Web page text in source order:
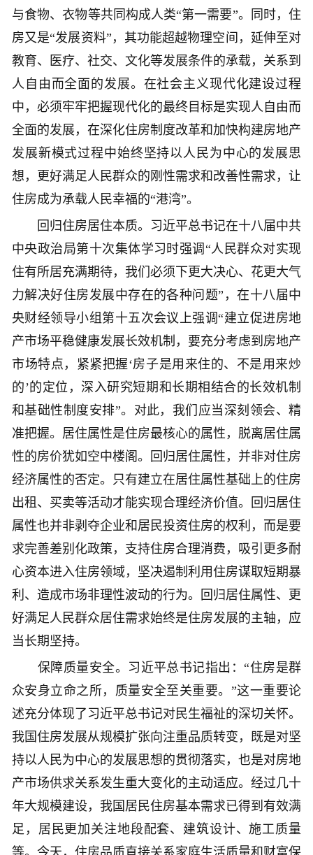
与食物、衣物等共同构成人类“第一需要”。同时，住
房又是“发展资料”，其功能超越物理空间，延伸至对
教育、医疗、社交、文化等发展条件的承载，关系到
人自由而全面的发展。在社会主义现代化建设过程
中，必须牢牢把握现代化的最终目标是实现人自由而
全面的发展，在深化住房制度改革和加快构建房地产
发展新模式过程中始终坚持以人民为中心的发展思
想，更好满足人民群众的刚性需求和改善性需求，让
住房成为承载人民幸福的“港湾”。
回归住房居住本质。习近平总书记在十八届中共
中央政治局第十次集体学习时强调“人民群众对实现
住有所居充满期待，我们必须下更大决心、花更大气
力解决好住房发展中存在的各种问题”，在十八届中
央财经领导小组第十五次会议上强调“建立促进房地
产市场平稳健康发展长效机制，要充分考虑到房地产
市场特点，紧紧把握‘房子是用来住的、不是用来炒
的’的定位，深入研究短期和长期相结合的长效机制
和基础性制度安排”。对此，我们应当深刻领会、精
准把握。居住属性是住房最核心的属性，脱离居住属
性的房价犹如空中楼阁。回归居住属性，并非对住房
经济属性的否定。只有建立在居住属性基础上的住房
出租、买卖等活动才能实现合理经济价值。回归居住
属性也并非剥夺企业和居民投资住房的权利，而是要
求完善差别化政策，支持住房合理消费，吸引更多耐
心资本进入住房领域，坚决遏制利用住房谋取短期暴
利、造成市场非理性波动的行为。回归居住属性、更
好满足人民群众居住需求始终是住房发展的主轴，应
当长期坚持。
保障质量安全。习近平总书记指出：“住房是群
众安身立命之所，质量安全至关重要。”这一重要论
述充分体现了习近平总书记对民生福祉的深切关怀。
我国住房发展从规模扩张向注重品质转变，既是对坚
持以人民为中心的发展思想的贯彻落实，也是对房地
产市场供求关系发生重大变化的主动适应。经过几十
年大规模建设，我国居民住房基本需求已得到有效满
足，居民更加关注地段配套、建筑设计、施工质量